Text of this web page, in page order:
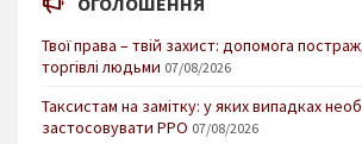
Твої права – твій захист: допомога
торгівлі людьми 07/08/2026
Таксистам на замітку: у яких випадках
застосовувати РРО 07/08/2026